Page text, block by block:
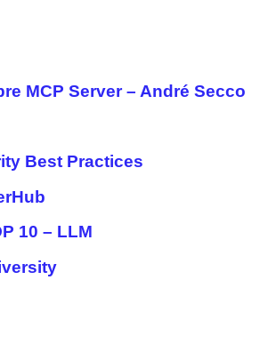
MCP Server – André Secco
Best Practices
10 – LLM